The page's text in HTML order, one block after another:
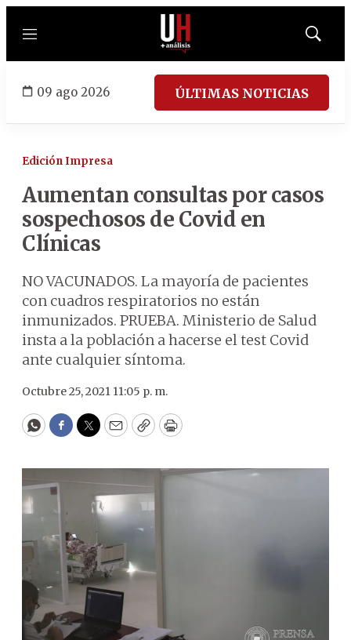
Menú
Mostrar
09 ago 2026 ÚLTIMAS NOTICIAS
Edición Impresa
Aumentan consultas por casos
sospechosos de Covid en
Clínicas
NO VACUNADOS. La mayoría de pacientes
con cuadros respiratorios no están
inmunizados. PRUEBA. Ministerio de Salud
insta a la población a hacerse el test Covid
ante cualquier síntoma.
Octubre 25, 2021 11:05 p. m.
WhatsApp
Facebook
Twitter
EmailCopyPrint